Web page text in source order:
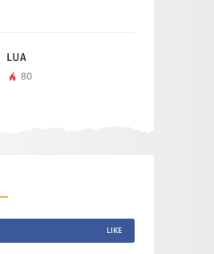
LUA
80
LIKE